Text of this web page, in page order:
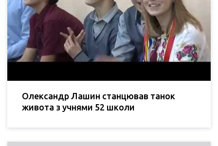
Олександр Лашин станцював танок
живота з учнями 52 школи